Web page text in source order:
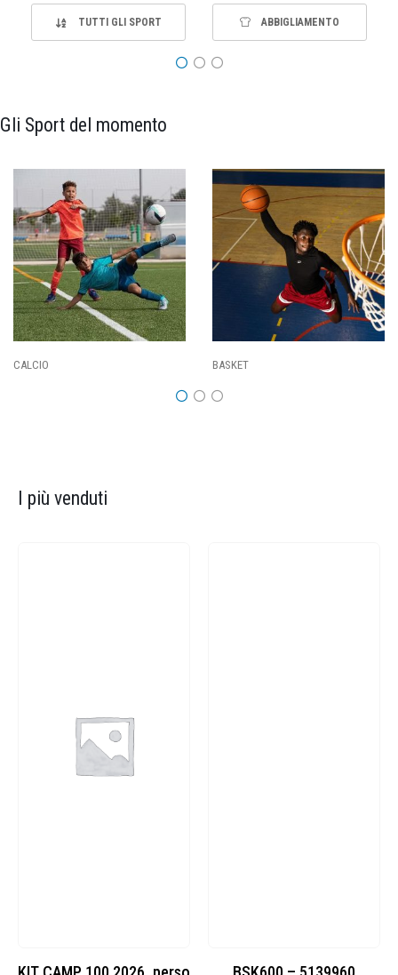
TUTTI GLI SPORT ABBIGLIAMENTO
Gli Sport del momento
PALLAVOLO RUGBY
I più venduti